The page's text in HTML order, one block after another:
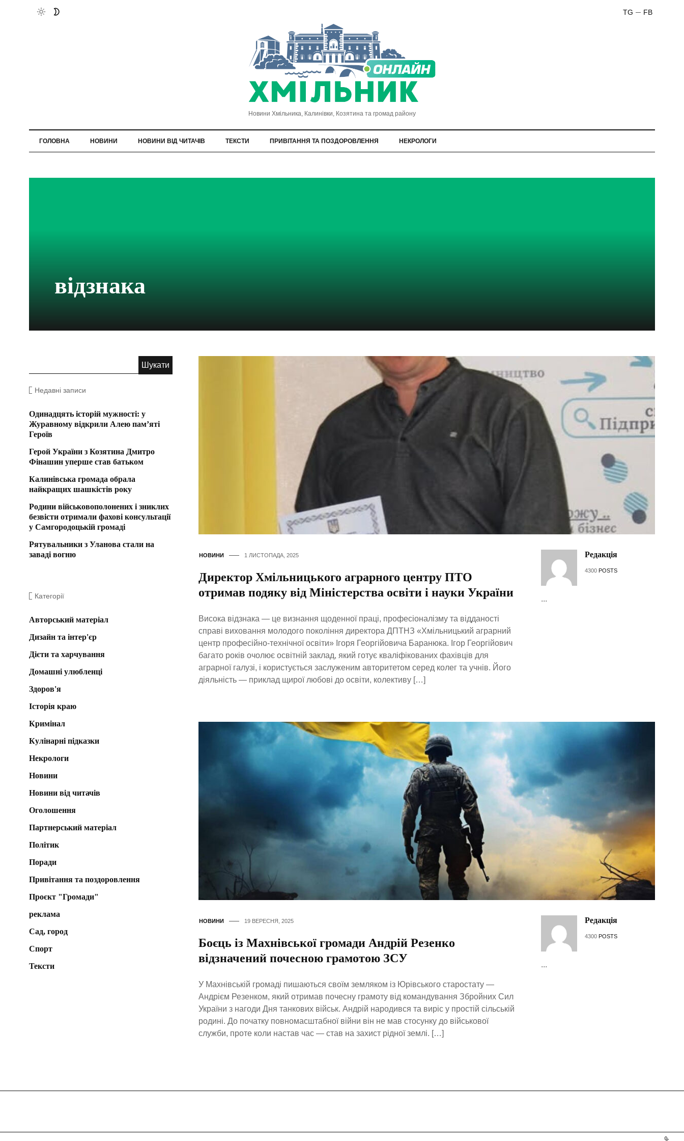
FB
TG
Новини Хмільника, Калинівки, Козятина та громад району
ГОЛОВНА НОВИНИ НОВИНИ ВІД ЧИТАЧІВ ТЕКСТИ ПРИВІТАННЯ ТА ПОЗДОРОВЛЕННЯ НЕКРОЛОГИ
відзнака
НОВИНИ 1 ЛИСТОПАДА, 2025
Директор Хмільницького аграрного центру ПТО
отримав подяку від Міністерства освіти і науки України
Висока відзнака — це визнання щоденної праці, професіоналізму та відданості
справі виховання молодого покоління директора ДПТНЗ «Хмільницький аграрний
центр професійно-технічної освіти» Ігоря Георгійовича Баранюка. Ігор Георгійович
багато років очолює освітній заклад, який готує кваліфікованих фахівців для
аграрної галузі, і користується заслуженим авторитетом серед колег та учнів. Його
діяльність — приклад щирої любові до освіти, колективу […]
Редакція
4300 POSTS
...
НОВИНИ 19 ВЕРЕСНЯ, 2025
Боєць із Махнівської громади Андрій Резенко
відзначений почесною грамотою ЗСУ
У Махнівській громаді пишаються своїм земляком із Юрівського старостату —
Андрієм Резенком, який отримав почесну грамоту від командування Збройних Сил
України з нагоди Дня танкових військ. Андрій народився та виріс у простій сільській
родині. До початку повномасштабної війни він не мав стосунку до військової
служби, проте коли настав час — став на захист рідної землі. […]
Редакція
4300 POSTS
...
Недавні записи
Одинадцять історій мужності: у
Журавному відкрили Алею пам’яті
Героїв
Герой України з Козятина Дмитро
Фінашин уперше став батьком
Калинівська громада обрала
найкращих шашкістів року
Родини військовополонених і зниклих
безвісти отримали фахові консультації
у Самгородоцькій громаді
Рятувальники з Уланова стали на
заваді вогню
Категорії
Авторський матеріал
Дизайн та інтер'єр
Дієти та харчування
Домашні улюбленці
Здоров'я
Історія краю
Кримінал
Кулінарні підказки
Некрологи
Новини
Новини від читачів
Оголошення
Партнерський матеріал
Політик
Поради
Привітання та поздоровлення
Проєкт "Громади"
реклама
Сад, город
Спорт
Тексти